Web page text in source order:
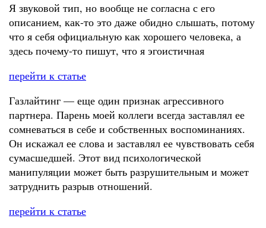
Я звуковой тип, но вообще не согласна с его
описанием, как-то это даже обидно слышать, потому
что я себя официальную как хорошего человека, а
здесь почему-то пишут, что я эгоистичная
перейти к статье
Газлайтинг — еще один признак агрессивного
партнера. Парень моей коллеги всегда заставлял ее
сомневаться в себе и собственных воспоминаниях.
Он искажал ее слова и заставлял ее чувствовать себя
сумасшедшей. Этот вид психологической
манипуляции может быть разрушительным и может
затруднить разрыв отношений.
перейти к статье